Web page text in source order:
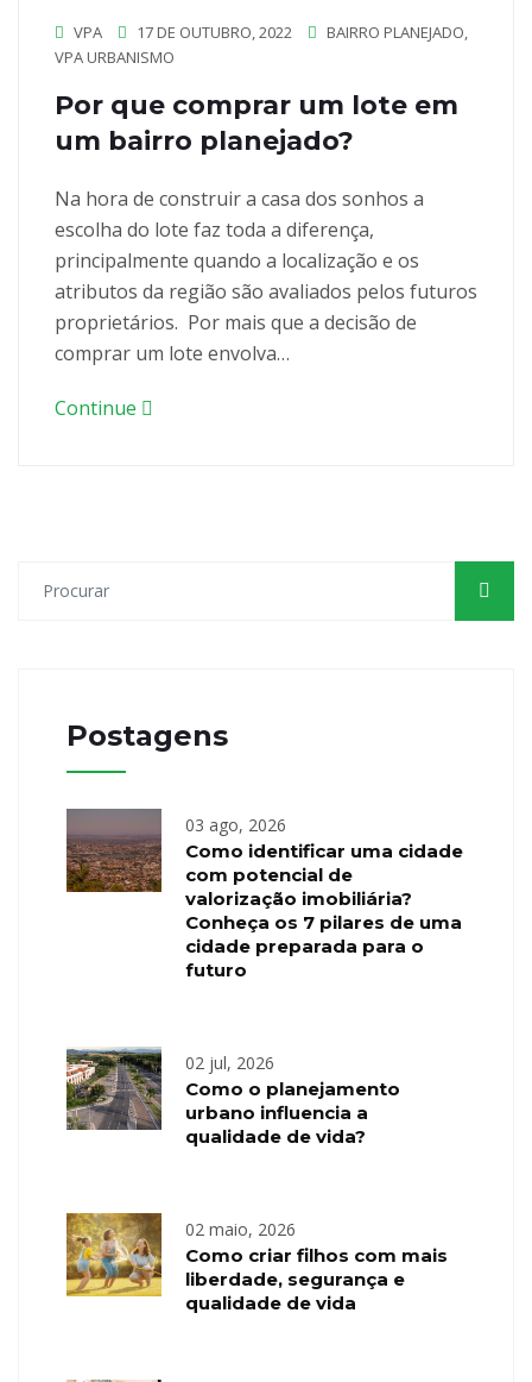
VPA 17 DE OUTUBRO, 2022 BAIRRO PLANEJADO,
VPA URBANISMO
Por que comprar um lote em
um bairro planejado?
Na hora de construir a casa dos sonhos a
escolha do lote faz toda a diferença,
principalmente quando a localização e os
atributos da região são avaliados pelos futuros
proprietários. Por mais que a decisão de
comprar um lote envolva…
Continue
Postagens
03 ago, 2026
Como identificar uma cidade
com potencial de
valorização imobiliária?
Conheça os 7 pilares de uma
cidade preparada para o
futuro
02 jul, 2026
Como o planejamento
urbano influencia a
qualidade de vida?
02 maio, 2026
Como criar filhos com mais
liberdade, segurança e
qualidade de vida